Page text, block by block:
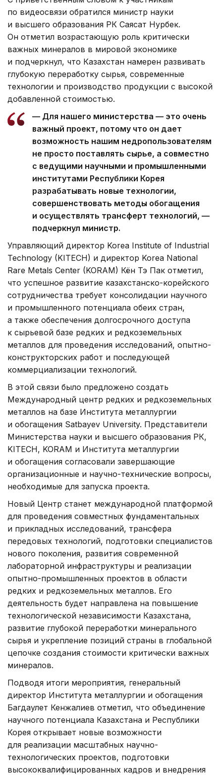
по видеосвязи обратился министр науки
и высшего образования РК Саясат Нурбек.
Он отметил возрастающую роль критически
важных минералов в мировой экономике
и подчеркнул, что Казахстан намерен развивать
глубокую переработку сырья, современные
технологии и производство продукции с высокой
добавленной стоимостью.
— Для нашего министерства — это очень
важный проект, потому что он дает
возможность нашим недропользователям
не просто поставлять сырье, а совместно
с ведущими научными и промышленными
институтами Республики Корея
разрабатывать новые технологии,
совершенствовать методы обогащения
и осуществлять трансферт технологий, —
подчеркнул министр.
Управляющий директор Korea Institute of Industrial
Technology (KITECH) и директор Korea National
Rare Metals Center (KORAM) Кён Тэ Пак отметил,
что успешное развитие казахстанско-корейского
сотрудничества требует консолидации научного
и промышленного потенциала обеих стран,
а также обеспечения долгосрочного доступа
к сырьевой базе редких и редкоземельных
металлов для проведения исследований, опытно-
конструкторских работ и последующей
коммерциализации технологий.
В этой связи было предложено создать
Международный центр редких и редкоземельных
металлов на базе Института металлургии
и обогащения Satbayev University. Представители
Министерства науки и высшего образования РК,
KITECH, KORAM и Института металлургии
и обогащения согласовали завершающие
организационные и научно-технические вопросы,
необходимые для запуска проекта.
Новый Центр станет международной платформой
для проведения совместных фундаментальных
и прикладных исследований, трансфера
передовых технологий, подготовки специалистов
нового поколения, развития современной
лабораторной инфраструктуры и реализации
опытно-промышленных проектов в области
редких и редкоземельных металлов. Его
деятельность будет направлена на повышение
технологической независимости Казахстана,
развитие глубокой переработки минерального
сырья и укрепление позиций страны в глобальной
цепочке создания стоимости критически важных
минералов.
Подводя итоги мероприятия, генеральный
директор Института металлургии и обогащения
Багдаулет Кенжалиев отметил, что объединение
научного потенциала Казахстана и Республики
Корея открывает новые возможности
для реализации масштабных научно-
технологических проектов, подготовки
высококвалифицированных кадров и внедрения